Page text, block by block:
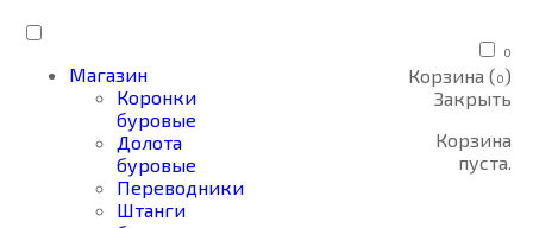
Магазин
Коронки
буровые
Долота
буровые
Переводники
Штанги
0
Корзина (0)
Закрыть
Корзина
пуста.